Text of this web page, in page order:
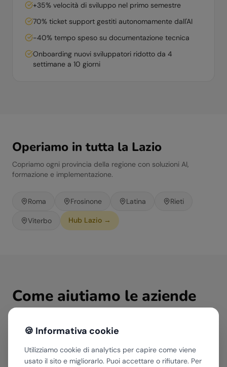
🍪 Informativa cookie
Utilizziamo cookie di analytics per capire come viene
usato il sito e migliorarlo. Puoi accettare o rifiutare. Per
+35% velocità di sviluppo nel primo semestre
70% ticket support gestiti autonomamente dall'AI
-40% tempo speso su documentazione tecnica
Onboarding nuovi sviluppatori ridotto da 4
settimane a 10 giorni
Operiamo in tutta la Lazio
Copriamo ogni provincia della regione con soluzioni AI,
formazione e implementazione.
Roma Frosinone Latina Rieti
Viterbo Hub Lazio →
Come aiutiamo le aziende
delTecnologia & ICTin
Lazio